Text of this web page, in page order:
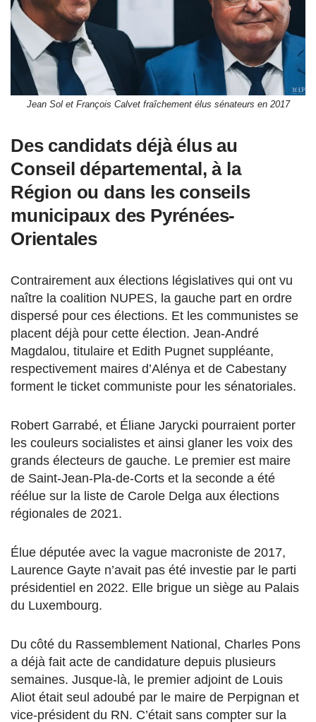
Jean Sol et François Calvet fraîchement élus sénateurs en 2017
Des candidats déjà élus au
Conseil départemental, à la
Région ou dans les conseils
municipaux des Pyrénées-
Orientales
Contrairement aux élections législatives qui ont vu
naître la coalition NUPES, la gauche part en ordre
dispersé pour ces élections. Et les communistes se
placent déjà pour cette élection. Jean-André
Magdalou, titulaire et Edith Pugnet suppléante,
respectivement maires d’Alénya et de Cabestany
forment le ticket communiste pour les sénatoriales.
Robert Garrabé, et Éliane Jarycki pourraient porter
les couleurs socialistes et ainsi glaner les voix des
grands électeurs de gauche. Le premier est maire
de Saint-Jean-Pla-de-Corts et la seconde a été
réélue sur la liste de Carole Delga aux élections
régionales de 2021.
Élue députée avec la vague macroniste de 2017,
Laurence Gayte n’avait pas été investie par le parti
présidentiel en 2022. Elle brigue un siège au Palais
du Luxembourg.
Du côté du Rassemblement National, Charles Pons
a déjà fait acte de candidature depuis plusieurs
semaines. Jusque-là, le premier adjoint de Louis
Aliot était seul adoubé par le maire de Perpignan et
vice-président du RN. C’était sans compter sur la